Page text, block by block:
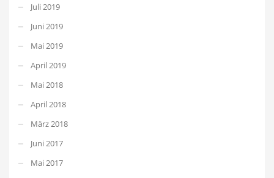
Juli 2019
Juni 2019
Mai 2019
April 2019
Mai 2018
April 2018
März 2018
Juni 2017
Mai 2017